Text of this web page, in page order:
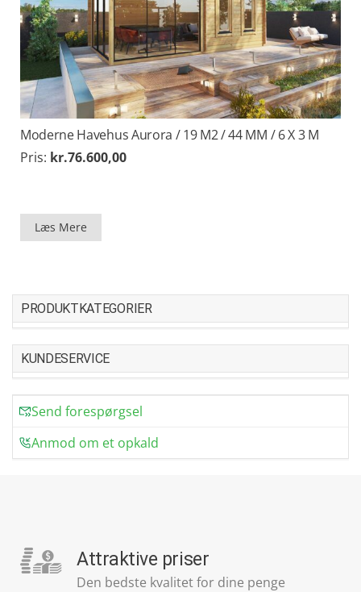
Moderne Havehus Aurora / 19 M2 / 44 MM / 6 X 3 M
Pris: kr.76.600,00
Læs Mere
PRODUKTKATEGORIER
KUNDESERVICE
Send forespørgsel
Anmod om et opkald
Attraktive priser
Den bedste kvalitet for dine penge